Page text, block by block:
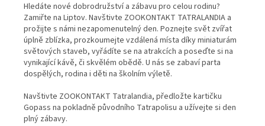
Hledáte nové dobrodružství a zábavu pro celou rodinu?
Zamiřte na Liptov. Navštivte ZOOKONTAKT TATRALANDIA a
prožijte s námi nezapomenutelný den. Poznejte svět zvířat
úplně zblízka, prozkoumejte vzdálená místa díky miniaturám
světových staveb, vyřádíte se na atrakcích a poseďte si na
vynikající kávě, či skvělém obědě. U nás se zabaví parta
dospělých, rodina i děti na školním výletě.
Navštivte ZOOKONTAKT Tatralandia, předložte kartičku
Gopass na pokladně původního Tatrapolisu a užívejte si den
plný zábavy.